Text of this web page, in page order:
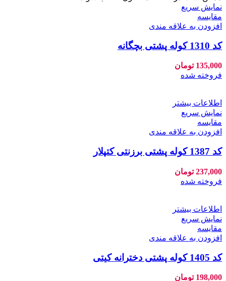
نمایش سریع
مقايسه
افزودن به علاقه مندی
کد 1310 کوله پشتی بچگانه
135,000 تومان
فروخته شده
اطلاعات بیشتر
نمایش سریع
مقايسه
افزودن به علاقه مندی
کد 1387 کوله پشتی برزنتی کتپلار
237,000 تومان
فروخته شده
اطلاعات بیشتر
نمایش سریع
مقايسه
افزودن به علاقه مندی
کد 1405 کوله پشتی دخترانه کیتی
198,000 تومان